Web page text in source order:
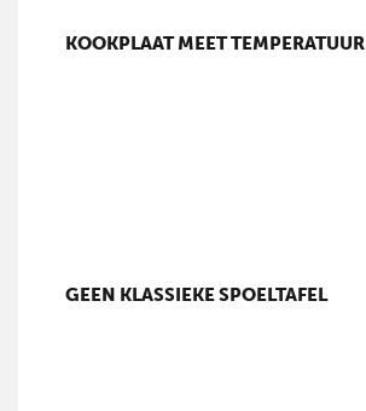
KOOKPLAAT MEET TEMPERATUUR
GEEN KLASSIEKE SPOELTAFEL